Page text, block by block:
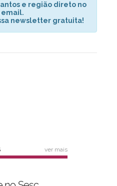
e região direto no
email.
newsletter gratuita!
ver mais